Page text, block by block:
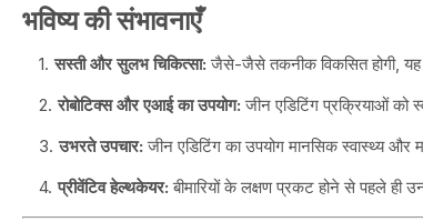
भविष्य की संभावनाएँ
सस्ती और सुलभ चिकित्सा: जैसे-जैसे तकनीक विकसित होगी, यह
रोबोटिक्स और एआई का उपयोग: जीन एडिटिंग प्रक्रियाओं को
उभरते उपचार: जीन एडिटिंग का उपयोग मानसिक स्वास्थ्य और
प्रीवेंटिव हेल्थकेयर: बीमारियों के लक्षण प्रकट होने से पहले ही